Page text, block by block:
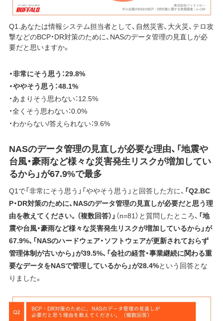
Q1.あなたは情報システム担当者として、自然災害、大火災、テロ攻
撃などのBCP・DR対策のために、NASのデータ管理の見直しが必
要だと思いますか。
・非常にそう思う：29.8%
・ややそう思う：48.1%
・あまりそう思わない：12.5%
・全くそう思わない：0.0%
・わからない/答えられない：9.6%
NASのデータ管理の見直しが必要な理由、「地震や
台風・豪雨など様々な災害発生リスクが増加してい
るから」が67.9%で最多
Q1で「非常にそう思う」「ややそう思う」と回答した方に、 「Q2.BC
P・DR対策のために、NASのデータ管理の見直しが必要だと思う理
由を教えてください。（複数回答）」 （n=81）と質問したところ、 「地
震や台風・豪雨など様々な災害発生リスクが増加しているから」が
67.9%、「NASのハードウェア・ソフトウェアが更新されておらず
管理体制が古いから」が39.5%、「会社の経営・事業継続に関わる重
要なデータをNASで管理しているから」が28.4%という回答とな
りました。